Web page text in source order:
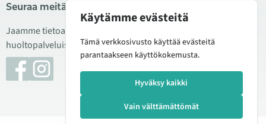
Seuraa meitä sosiaalisessa mediassa
Jaamme tietoa hyvistä tarjouksista, uusista tuotteista ja
huoltopalveluista. Joskus julkaisemme myös tuote-esittelyjä.
Käytämme evästeitä
Tämä verkkosivusto käyttää evästeitä
parantaakseen käyttökokemusta.
Hyväksy kaikki
Vain välttämättömät